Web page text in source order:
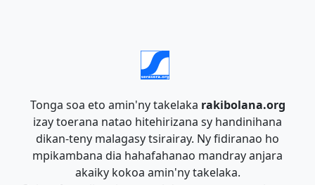
Tonga soa eto amin'ny takelaka rakibolana.org
izay toerana natao hitehirizana sy handinihana
dikan-teny malagasy tsirairay. Ny fidiranao ho
mpikambana dia hahafahanao mandray anjara
akaiky kokoa amin'ny takelaka.